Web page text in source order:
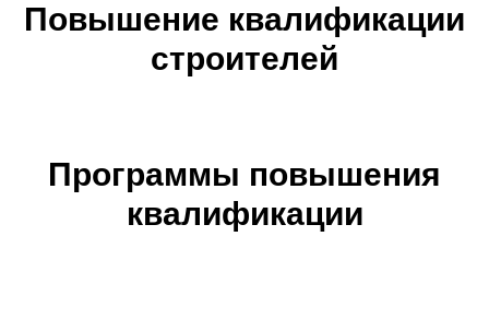
Повышение квалификации
строителей
Программы повышения
квалификации